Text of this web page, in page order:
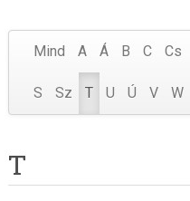
Mind A Á B C Cs
S Sz T U Ú V W
T